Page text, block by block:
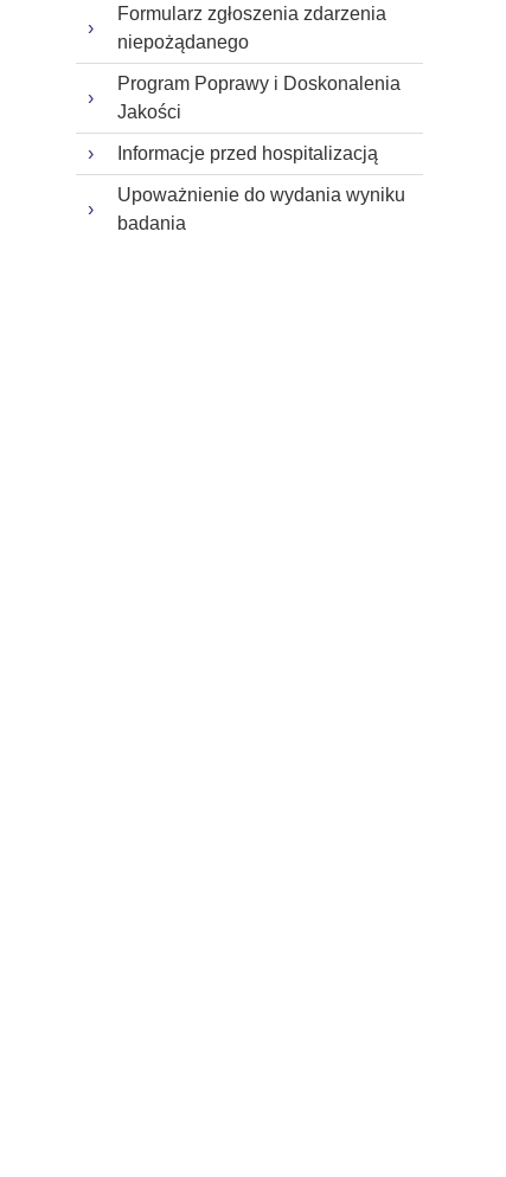
Formularz zgłoszenia zdarzenia
niepożądanego
Program Poprawy i Doskonalenia
Jakości
Informacje przed hospitalizacją
Upoważnienie do wydania wyniku
badania